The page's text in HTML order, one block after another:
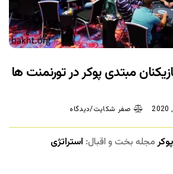
مبتدی پوکر در تورنمنت ها
صفر شکایت/دیدگاه
مجله بخت و اقبال: استراتژی